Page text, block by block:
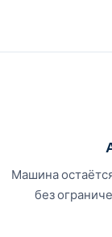
Машина
без